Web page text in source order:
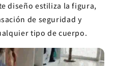
diseño estiliza la figura,
de seguridad y
tipo de cuerpo.